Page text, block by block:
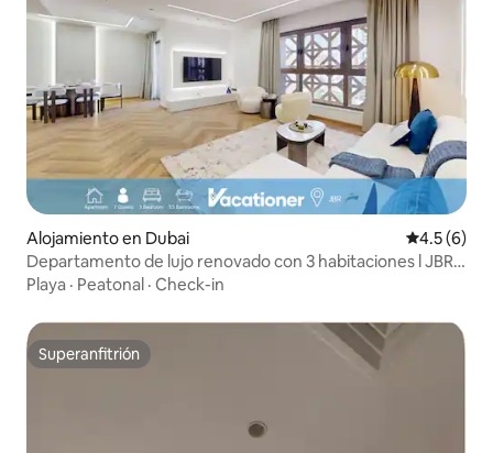
Alojamiento en Dubai
4.5 (6)
Departamento de lujo renovado con 3 habitaciones l JBR
Beach l Ubicación privilegiada
Playa · Peatonal · Check-in
Superanfitrión
Superanfitrión